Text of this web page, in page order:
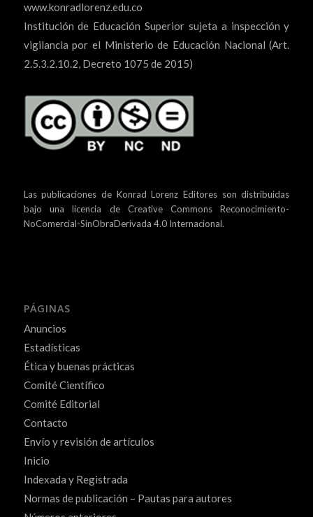
www.konradlorenz.edu.co
Institución de Educación Superior sujeta a inspección y
vigilancia por el Ministerio de Educación Nacional (Art.
2.5.3.2.10.2, Decreto 1075 de 2015)
Las publicaciones de Konrad Lorenz Editores son distribuidas
bajo unalicencia de Creative Commons Reconocimiento-
NoComercial-SinObraDerivada 4.0 Internacional.
PÁGINAS
Anuncios
Estadísticas
Ética y buenas prácticas
Comité Científico
Comité Editorial
Contacto
Envío y revisión de artículos
Inicio
Indexada y Registrada
Normas de publicación – Pautas para autores